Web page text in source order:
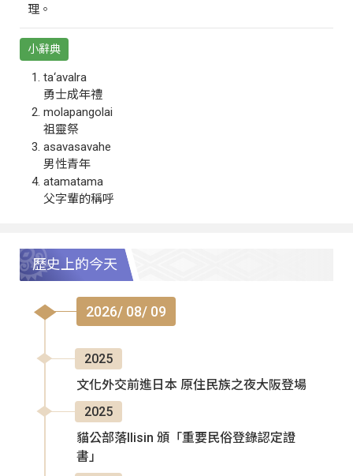
理。
小辭典
ta‘avalra
勇士成年禮
molapangolai
祖靈祭
asavasavahe
男性青年
atamatama
父字輩的稱呼
歷史上的今天
2026/ 08/ 09
2025
文化外交前進日本 原住民族之夜大阪登場
2025
貓公部落Ilisin 頒「重要民俗登錄認定證
書」